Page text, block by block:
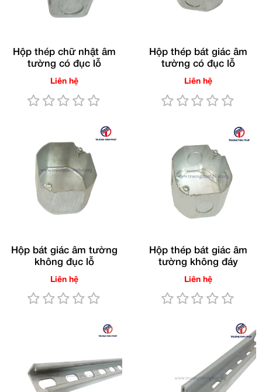
Hộp thép chữ nhật âm
tường có đục lỗ
Liên hệ
Hộp thép bát giác âm
tường có đục lỗ
Liên hệ
Hộp bát giác âm tường
không đục lỗ
Liên hệ
Hộp thép bát giác âm
tường không đáy
Liên hệ